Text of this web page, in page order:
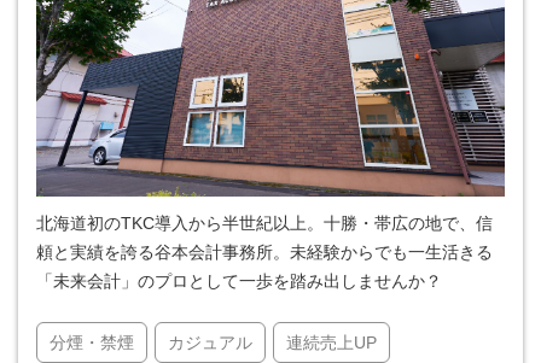
北海道初のTKC導入から半世紀以上。十勝・帯広の地で、信
頼と実績を誇る谷本会計事務所。未経験からでも一生活きる
「未来会計」のプロとして一歩を踏み出しませんか？
分煙・禁煙 カジュアル 連続売上UP